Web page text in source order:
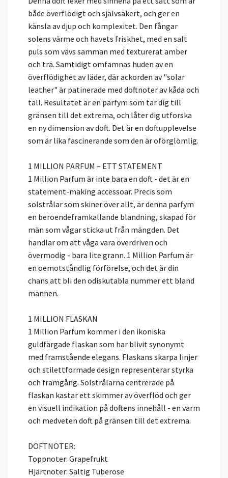
både överflödigt och självsäkert, och ger en
känsla av djup och komplexitet. Den fångar
solens värme och havets friskhet, med en salt
puls som vävs samman med texturerat amber
och trä. Samtidigt omfamnas huden av en
överflödighet av läder, där ackorden av "solar
leather" är patinerade med doftnoter av kåda och
tall. Resultatet är en parfym som tar dig till
gränsen till det extrema, och låter dig utforska
en ny dimension av doft. Det är en doftupplevelse
som är lika fascinerande som den är oförglömlig.
1 MILLION PARFUM – ETT STATEMENT
1 Million Parfum är inte bara en doft - det är en
statement-making accessoar. Precis som
solstrålar som skiner över allt, är denna parfym
en beroendeframkallande blandning, skapad för
män som vågar sticka ut från mängden. Det
handlar om att våga vara överdriven och
övermodig - bara lite grann. 1 Million Parfum är
en oemotståndlig förförelse, och det är din
chans att bli den odiskutabla nummer ett bland
männen.
1 MILLION FLASKAN
1 Million Parfum kommer i den ikoniska
guldfärgade flaskan som har blivit synonymt
med framstående elegans. Flaskans skarpa linjer
och stilettformade design representerar styrka
och framgång. Solstrålarna centrerade på
flaskan kastar ett skimmer av överflöd och ger
en visuell indikation på doftens innehåll - en varm
och medveten doft på gränsen till det extrema.
DOFTNOTER:
Toppnoter: Grapefrukt
Hjärtnoter: Saltig Tuberose